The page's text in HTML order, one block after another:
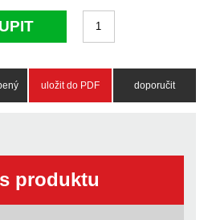
uložit do PDF doporučit
produktu